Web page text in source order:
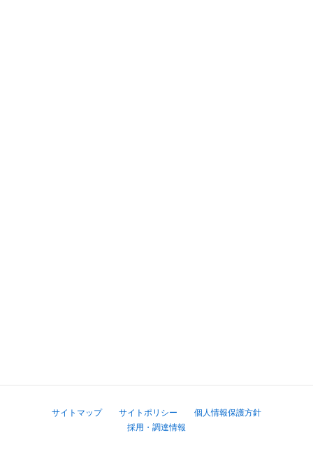
サイトマップ サイトポリシー
個人情報保護方針
採用・調達情報